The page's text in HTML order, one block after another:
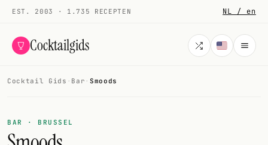
EST. 2003 · 1.735 RECEPTEN NL / en
Cocktailgids
COCKTAILS
Cocktail Gids · Bar · Smoods
BAR · BRUSSEL